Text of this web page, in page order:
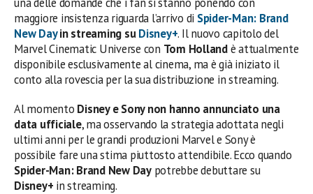
maggiore insistenza riguarda l’arrivo di Spider-Man: Brand
New Dayin streaming suDisney+. Il nuovo capitolo del
Marvel Cinematic Universe con Tom Hollandè attualmente
disponibile esclusivamente al cinema, ma è già iniziato il
conto alla rovescia per la sua distribuzione in streaming.
Al momento Disney e Sony non hanno annunciato una
data ufficiale, ma osservando la strategia adottata negli
ultimi anni per le grandi produzioni Marvel e Sony è
possibile fare una stima piuttosto attendibile. Ecco quando
Spider-Man: Brand New Daypotrebbe debuttare su
Disney+ in streaming.